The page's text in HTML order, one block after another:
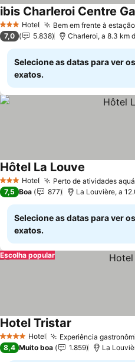
3 EstrelasHotel Bem em frente à
ibis Charleroi Centre
7,0 5.838 Charleroi, a 8.3 km
Selecione as datas para ver
exatos.
3 EstrelasHotel Perto de atividades
Hôtel La Louve
7,5 Boa 877 La Louvière, a
Selecione as datas para ver
exatos.
Escolha popular
4 EstrelasHotel Experiência
Hotel Tristar
8,4 Muito boa 1.859 La